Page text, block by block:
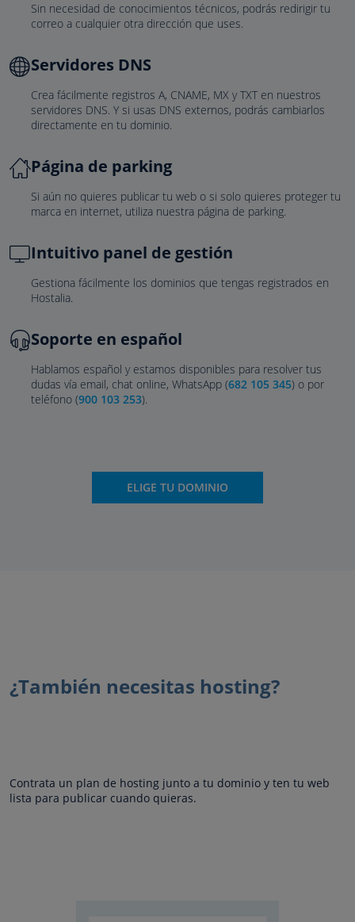
Sin necesidad de conocimientos técnicos, podrás redirigir tu
correo a cualquier otra dirección que uses.
Servidores DNS
Crea fácilmente registros A, CNAME, MX y TXT en nuestros
servidores DNS. Y si usas DNS externos, podrás cambiarlos
directamente en tu dominio.
Página de parking
Si aún no quieres publicar tu web o si solo quieres proteger tu
marca en internet, utiliza nuestra página de parking.
Intuitivo panel de gestión
Gestiona fácilmente los dominios que tengas registrados en
Hostalia.
Soporte en español
Hablamos español y estamos disponibles para resolver tus
dudas vía email, chat online, WhatsApp (682 105 345) o por
teléfono (900 103 253).
ELIGE TU DOMINIO
¿También necesitas hosting?
Contrata un plan de hosting junto a tu dominio y ten tu web
lista para publicar cuando quieras.